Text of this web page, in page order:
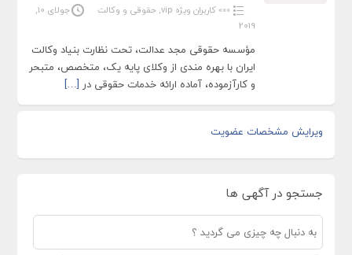
»»» کاربران ویژه vip , حقوقی و وکالت
جولای 10,
2019
مؤسسه حقوقی مجد عدالت، تحت نظارت بنیاد وکالت
ایران با بهره مندی از وکلای پایه یک، متخصص، متبحر
و کارآزموده، آماده ارائه خدمات حقوقی در […]
ویرایش مشخصات عضویت
جستجو در آگهی ها